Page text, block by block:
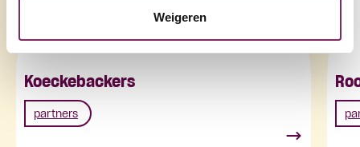
Weigeren
Koeckebackers
partners